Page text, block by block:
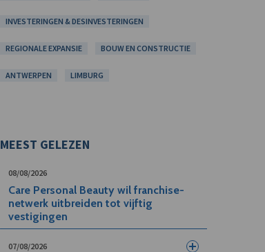
INVESTERINGEN & DESINVESTERINGEN
REGIONALE EXPANSIE BOUW EN CONSTRUCTIE
ANTWERPEN LIMBURG
MEEST GELEZEN
08/08/2026
Care Personal Beauty wil franchise-
netwerk uitbreiden tot vijftig
vestigingen
07/08/2026